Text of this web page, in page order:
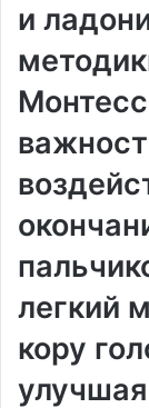
и
легкий
кору